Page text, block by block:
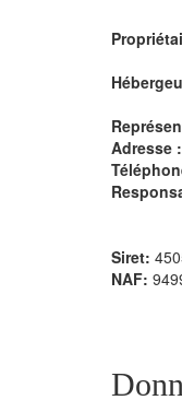
Adresse :
Siret:
NAF: